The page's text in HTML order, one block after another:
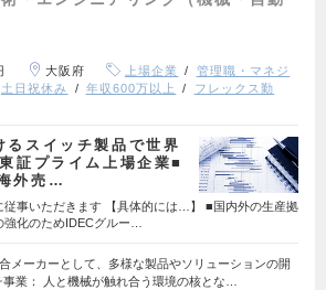
大阪府 上場企業
管理職・マネジ
土日祝休み 年収600万以上
フレックス勤
スイッチ製品で世界
証プライム上場企業■
外売…
事いただきます 【具体的には…】 ■国内外の生産拠
強化のためIDECグルー…
メーカーとして、多様な製品やソリューションの開
業： 人と機械が触れ合う環境の核とな…